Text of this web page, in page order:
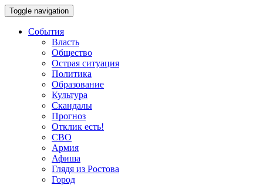
Toggle navigation
События
Власть
Общество
Острая ситуация
Политика
Образование
Культура
Скандалы
Прогноз
Отклик есть!
СВО
Армия
Афиша
Глядя из Ростова
Город